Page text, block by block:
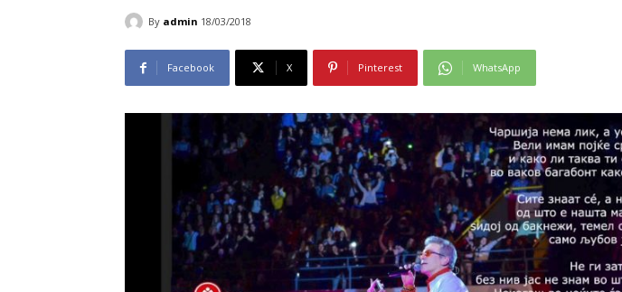
By admin 18/03/2018
Facebook X Pinterest WhatsApp